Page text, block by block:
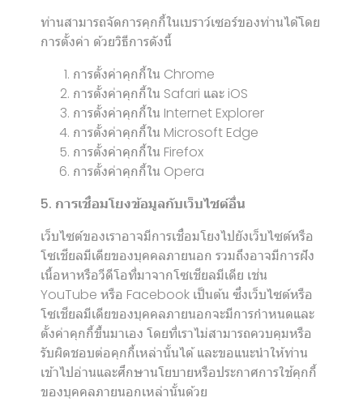
ท่านสามารถจัดการคุกกี้ในเบราว์เซอร์ของท่านได้โดย
การตั้งค่า ด้วยวิธีการดังนี้
การตั้งค่าคุกกี้ใน Chrome
การตั้งค่าคุกกี้ใน Safari และ iOS
การตั้งค่าคุกกี้ใน Internet Explorer
การตั้งค่าคุกกี้ใน Microsoft Edge
การตั้งค่าคุกกี้ใน Firefox
การตั้งค่าคุกกี้ใน Opera
5. การเชื่อมโยงข้อมูลกับเว็บไซต์อื่น
เว็บไซต์ของเราอาจมีการเชื่อมโยงไปยังเว็บไซต์หรือ
โซเชียลมีเดียของบุคคลภายนอก รวมถึงอาจมีการฝัง
เนื้อหาหรือวีดีโอที่มาจากโซเชียลมีเดีย เช่น
YouTube หรือ Facebook เป็นต้น ซึ่งเว็บไซต์หรือ
โซเชียลมีเดียของบุคคลภายนอกจะมีการกำหนดและ
ตั้งค่าคุกกี้ขึ้นมาเอง โดยที่เราไม่สามารถควบคุมหรือ
รับผิดชอบต่อคุกกี้เหล่านั้นได้ และขอแนะนำให้ท่าน
เข้าไปอ่านและศึกษานโยบายหรือประกาศการใช้คุกกี้
ของบุคคลภายนอกเหล่านั้นด้วย